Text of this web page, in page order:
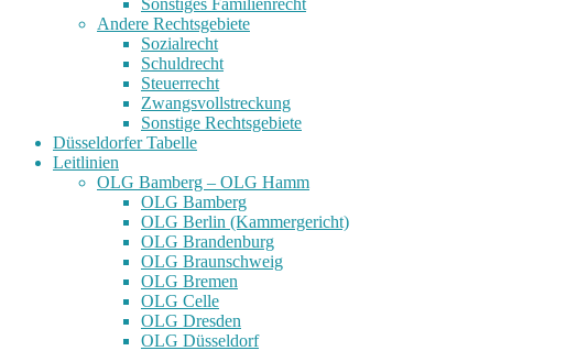
Andere Rechtsgebiete
Sozialrecht
Schuldrecht
Steuerrecht
Zwangsvollstreckung
Sonstige Rechtsgebiete
Düsseldorfer Tabelle
Leitlinien
OLG Bamberg – OLG Hamm
OLG Bamberg
OLG Berlin (Kammergericht)
OLG Brandenburg
OLG Braunschweig
OLG Bremen
OLG Celle
OLG Dresden
OLG Düsseldorf